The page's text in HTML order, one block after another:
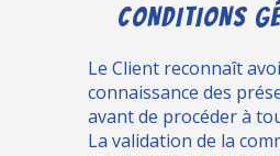
CONDITIONS
Le Client reconnaît
connaissance des
avant de procéder à
La validation de la